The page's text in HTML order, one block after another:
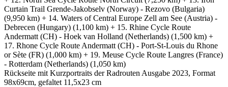
Curtain Trail Grende-Jakobselv (Norway) - Rezovo (Bulgaria)
(9,950 km) + 14. Waters of Central Europe Zell am See (Austria) -
Debrecen (Hungary) (1,100 km) + 15. Rhine Cycle Route
Andermatt (CH) - Hoek van Holland (Netherlands) (1,500 km) +
17. Rhone Cycle Route Andermatt (CH) - Port-St-Louis du Rhone
or Sète (FR) (1,000 km) + 19. Meuse Cycle Route Langres (France)
- Rotterdam (Netherlands) (1,050 km)
Rückseite mit Kurzportraits der Radrouten Ausgabe 2023, Format
98x69cm, gefaltet 11,5x23 cm